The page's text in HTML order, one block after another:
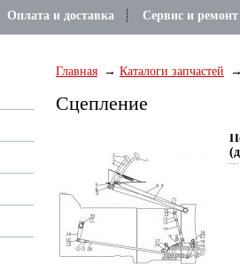
Оплата и доставка
Сервис и ремонт
Главная Каталоги запчастей
Сцепление